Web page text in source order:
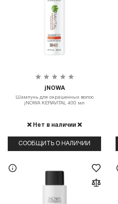
jNOWA
Шампунь для окрашенных волос
jNOWA KERAVITAL 400 мл
❌ Нет в наличии ❌
СООБЩИТЬ О НАЛИЧИИ